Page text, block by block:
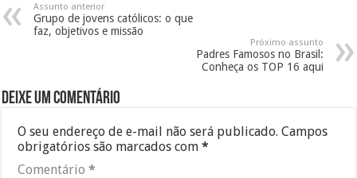
Assunto anterior
Grupo de jovens católicos: o que
faz, objetivos e missão
Próximo assunto
Padres Famosos no Brasil:
Conheça os TOP 16 aqui
Deixe um comentário
O seu endereço de e-mail não será publicado. Campos
obrigatórios são marcados com*
Comentário*